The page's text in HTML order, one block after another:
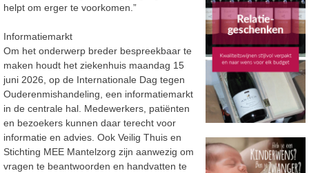
helpt om erger te voorkomen.”
Informatiemarkt
Om het onderwerp breder bespreekbaar te
maken houdt het ziekenhuis maandag 15
juni 2026, op de Internationale Dag tegen
Ouderenmishandeling, een informatiemarkt
in de centrale hal. Medewerkers, patiënten
en bezoekers kunnen daar terecht voor
informatie en advies. Ook Veilig Thuis en
Stichting MEE Mantelzorg zijn aanwezig om
vragen te beantwoorden en handvatten te